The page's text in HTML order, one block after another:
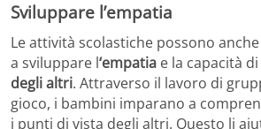
Sviluppare l’empatia
Le attività scolastiche possono
a sviluppare l‘empatia e la capacità
degli altri. Attraverso il lavoro di
gioco, i bambini imparano a
i punti di vista degli altri. Questo li